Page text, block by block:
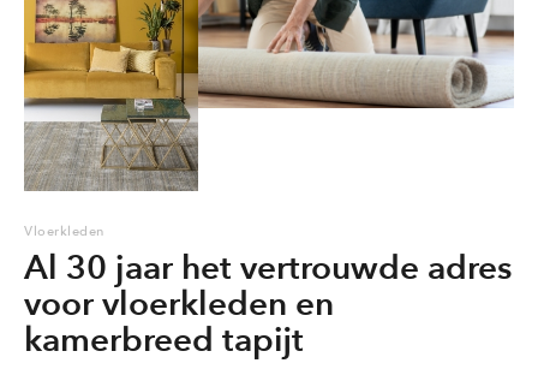
productpagina
Vloerkleden
Al 30 jaar het vertrouwde adres
voor vloerkleden en
kamerbreed tapijt